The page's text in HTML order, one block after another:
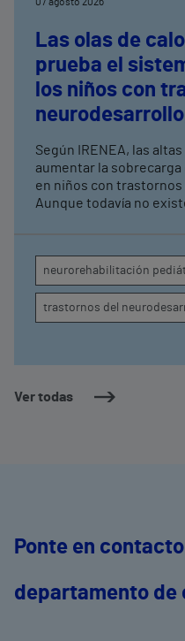
Ver todas
Las olas de
prueba el
los niños con
pediátrica de
Según IRENEA, las
aumentar la
en niños con
Aunque todavía no
atención, la regulación
conducta
neurorehabilitación
trastornos del
Ponte en
departamento de